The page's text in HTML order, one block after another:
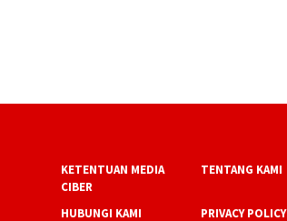
KETENTUAN MEDIA
CIBER
TENTANG KAMI
HUBUNGI KAMI PRIVACY POLICY